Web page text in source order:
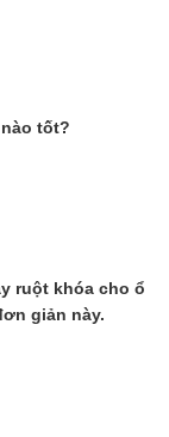
tốt?
ruột khóa cho ổ
giản này.